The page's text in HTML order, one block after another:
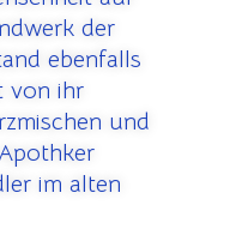
der
ebenfalls
von ihr
und
im alten